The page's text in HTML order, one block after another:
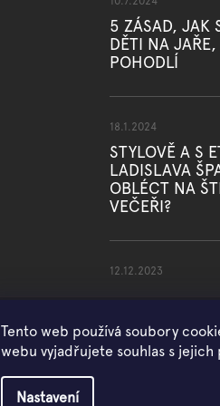
Tento web používá soubory
webu vyjadřujete souhlas s
Nastavení
5 ZÁSAD, JAK
DĚTI NA JAŘE,
POHODLÍ
18.1.2024
STYLOVĚ A S
LADISLAVA
OBLÉCT NA
VEČEŘI?
12.12.2023
Copyright